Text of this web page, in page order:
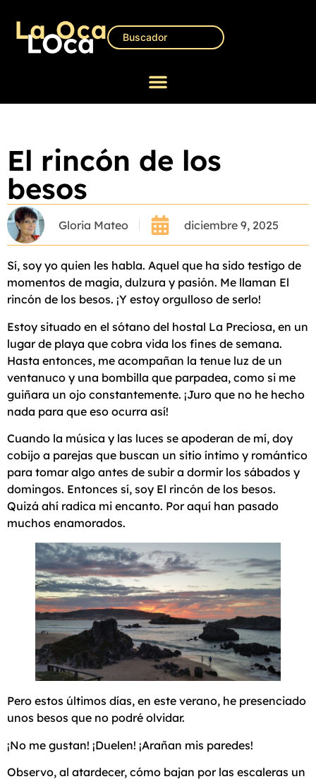
El rincón de los
besos
Gloria Mateo diciembre 9, 2025
Sí, soy yo quien les habla. Aquel que ha sido testigo de
momentos de magia, dulzura y pasión. Me llaman El
rincón de los besos. ¡Y estoy orgulloso de serlo!
Estoy situado en el sótano del hostal La Preciosa, en un
lugar de playa que cobra vida los fines de semana.
Hasta entonces, me acompañan la tenue luz de un
ventanuco y una bombilla que parpadea, como si me
guiñara un ojo constantemente. ¡Juro que no he hecho
nada para que eso ocurra así!
Cuando la música y las luces se apoderan de mí, doy
cobijo a parejas que buscan un sitio íntimo y romántico
para tomar algo antes de subir a dormir los sábados y
domingos. Entonces sí, soy El rincón de los besos.
Quizá ahí radica mi encanto. Por aquí han pasado
muchos enamorados.
Pero estos últimos días, en este verano, he presenciado
unos besos que no podré olvidar.
¡No me gustan! ¡Duelen! ¡Arañan mis paredes!
Observo, al atardecer, cómo bajan por las escaleras un